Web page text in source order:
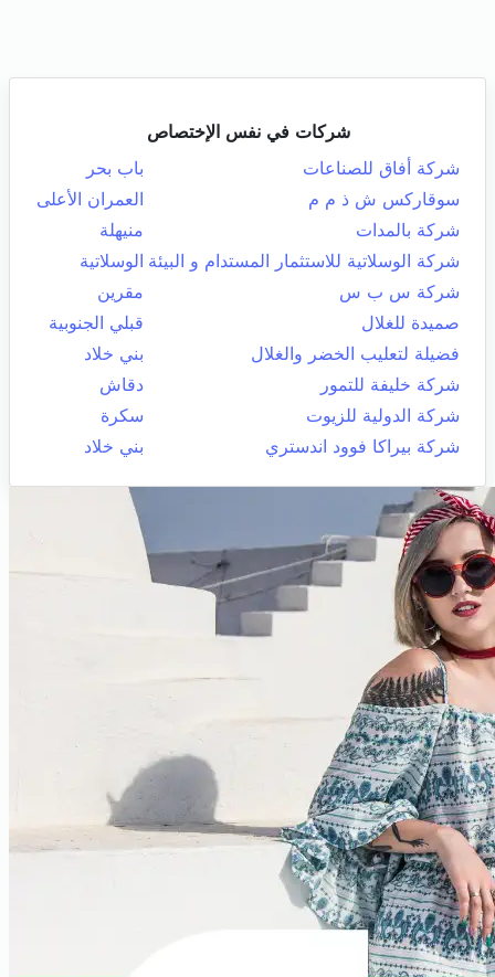
شركات في نفس الإختصاص
شركة أفاق للصناعات
باب بحر
سوقاركس ش ذ م م
العمران الأعلى
شركة بالمدات
منيهلة
شركة الوسلاتية للاستثمار المستدام و البيئة الوسلاتية
شركة س ب س
مقرين
صميدة للغلال
قبلي الجنوبية
فضيلة لتعليب الخضر والغلال
بني خلاد
شركة خليفة للتمور
دقاش
شركة الدولية للزيوت
سكرة
شركة بيراكا فوود اندستري
بني خلاد